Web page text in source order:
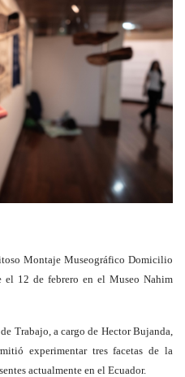
Montaje Museográfico Domicilio
el 12 de febrero en el Museo Nahim
Trabajo, a cargo de Hector Bujanda,
experimentar tres facetas de la
actualmente en el Ecuador.